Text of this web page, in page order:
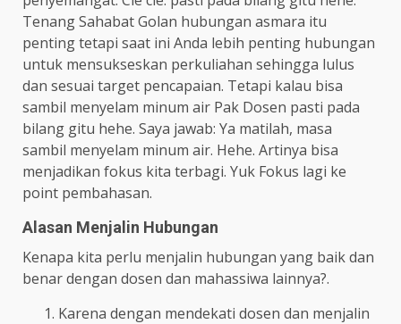
Tenang Sahabat Golan hubungan asmara itu
penting tetapi saat ini Anda lebih penting hubungan
untuk mensukseskan perkuliahan sehingga lulus
dan sesuai target pencapaian. Tetapi kalau bisa
sambil menyelam minum air Pak Dosen pasti pada
bilang gitu hehe. Saya jawab: Ya matilah, masa
sambil menyelam minum air. Hehe. Artinya bisa
menjadikan fokus kita terbagi. Yuk Fokus lagi ke
point pembahasan.
Alasan Menjalin Hubungan
Kenapa kita perlu menjalin hubungan yang baik dan
benar dengan dosen dan mahassiwa lainnya?.
Karena dengan mendekati dosen dan menjalin